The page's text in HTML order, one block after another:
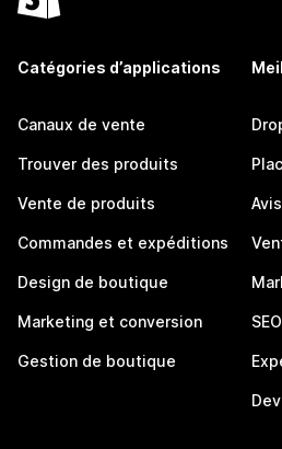
Catégories d’applications
Canaux de vente
Trouver des produits
Vente de produits
Commandes et expéditions
Design de boutique
Marketing et conversion
Gestion de boutique
SEO